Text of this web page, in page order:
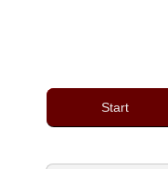
Start